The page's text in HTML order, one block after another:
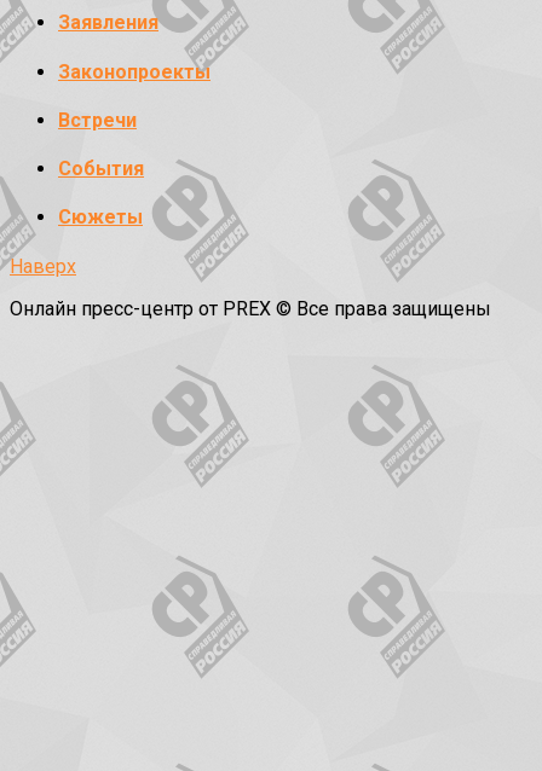
Заявления
Законопроекты
Встречи
События
Сюжеты
Наверх
Онлайн пресс-центр от PREX © Все права защищены